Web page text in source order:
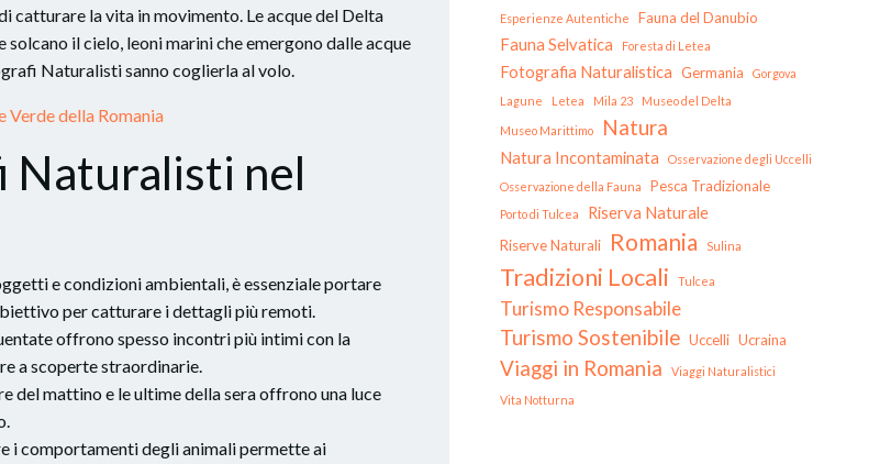
la vita in movimento. Le acque del Delta
il cielo, leoni marini che emergono dalle acque
Naturalisti sanno coglierla al volo.
Verde della Romania
Naturalisti nel
e condizioni ambientali, è essenziale portare
per catturare i dettagli più remoti.
offrono spesso incontri più intimi con la
a scoperte straordinarie.
del mattino e le ultime della sera offrono una luce
i comportamenti degli animali permette ai
Esperienze Autentiche Fauna del Danubio
Fauna Selvatica Foresta di Letea
Fotografia Naturalistica Germania
Gorgova
Lagune
Letea Mila 23 Museo del Delta
Museo Marittimo Natura
Natura Incontaminata
Osservazione degli Uccelli
Osservazione della Fauna
Pesca Tradizionale
Porto di Tulcea Riserva Naturale
Riserve Naturali Romania Sulina
Tradizioni Locali Tulcea
Turismo Responsabile
Turismo Sostenibile Uccelli Ucraina
Viaggi in Romania
Viaggi Naturalistici
Vita Notturna